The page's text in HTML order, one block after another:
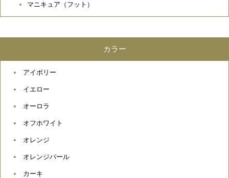
マニキュア（フット）
カラー
アイボリー
イエロー
オーロラ
オフホワイト
オレンジ
オレンジパール
カーキ